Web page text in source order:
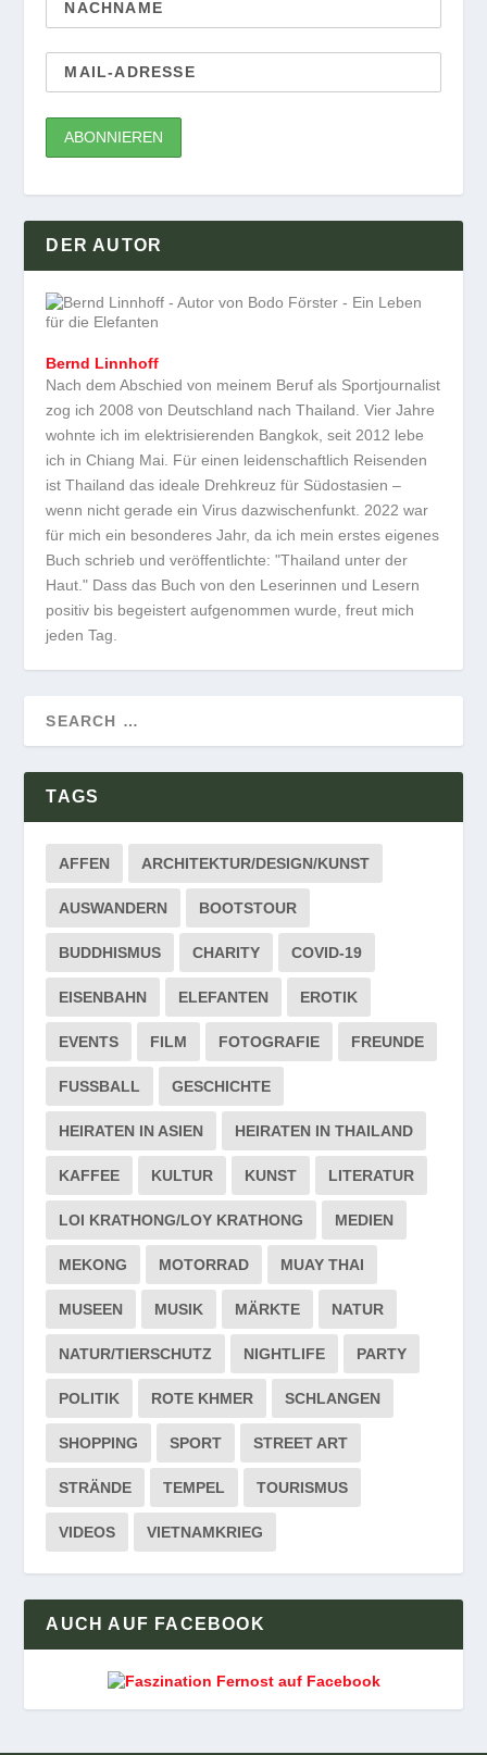
DER AUTOR
Bernd Linnhoff
Nach dem Abschied von meinem Beruf als Sportjournalist
zog ich 2008 von Deutschland nach Thailand. Vier Jahre
wohnte ich im elektrisierenden Bangkok, seit 2012 lebe
ich in Chiang Mai. Für einen leidenschaftlich Reisenden
ist Thailand das ideale Drehkreuz für Südostasien –
wenn nicht gerade ein Virus dazwischenfunkt. 2022 war
für mich ein besonderes Jahr, da ich mein erstes eigenes
Buch schrieb und veröffentlichte: "Thailand unter der
Haut." Dass das Buch von den Leserinnen und Lesern
positiv bis begeistert aufgenommen wurde, freut mich
jeden Tag.
TAGS
AFFEN ARCHITEKTUR/DESIGN/KUNST
AUSWANDERN BOOTSTOUR
BUDDHISMUS CHARITY COVID-19
EISENBAHN ELEFANTEN EROTIK
EVENTS FILM FOTOGRAFIE FREUNDE
FUSSBALL GESCHICHTE
HEIRATEN IN ASIEN HEIRATEN IN THAILAND
KAFFEE KULTUR KUNST LITERATUR
LOI KRATHONG/LOY KRATHONG MEDIEN
MEKONG MOTORRAD MUAY THAI
MUSEEN MUSIK MÄRKTE NATUR
NATUR/TIERSCHUTZ NIGHTLIFE PARTY
POLITIK ROTE KHMER SCHLANGEN
SHOPPING SPORT STREET ART
STRÄNDE TEMPEL TOURISMUS
VIDEOS VIETNAMKRIEG
AUCH AUF FACEBOOK